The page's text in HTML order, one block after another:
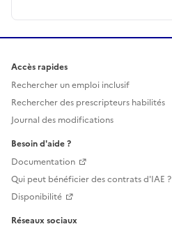
Accès rapides
Rechercher un emploi inclusif
Rechercher des prescripteurs habilités
Journal des modifications
Besoin d'aide ?
Documentation
Qui peut bénéficier des contrats d'IAE ?
Disponibilité
Réseaux sociaux